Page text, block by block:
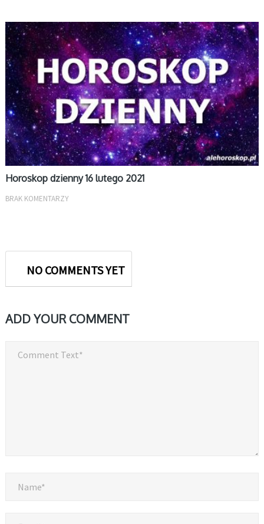
DZIENNY
Horoskop dzienny 16 lutego 2021
BRAK KOMENTARZY
NO COMMENTS YET
ADD YOUR COMMENT